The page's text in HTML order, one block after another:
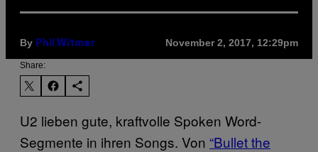
By Phil Witmer November 2, 2017, 12:29pm
Share:
U2 lieben gute, kraftvolle Spoken Word-
Segmente in ihren Songs. Von “Bullet the